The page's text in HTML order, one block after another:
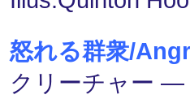
怒れる群衆/
クリーチャー